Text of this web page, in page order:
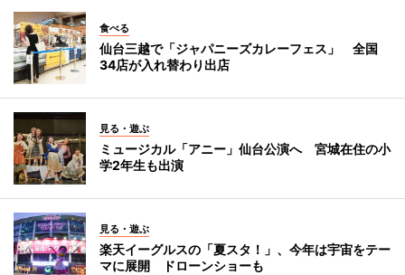
食べる
仙台三越で「ジャパニーズカレーフェス」 全国
34店が入れ替わり出店
見る・遊ぶ
ミュージカル「アニー」仙台公演へ 宮城在住の小
学2年生も出演
見る・遊ぶ
楽天イーグルスの「夏スタ！」、今年は宇宙をテー
マに展開 ドローンショーも